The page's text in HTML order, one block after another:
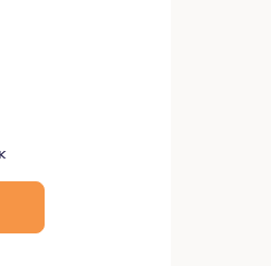
и выросла в